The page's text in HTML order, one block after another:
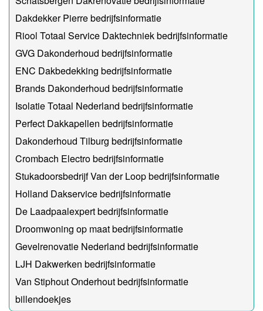
Dakdekker Pierre bedrijfsinformatie
Riool Totaal Service Daktechniek bedrijfsinformatie
GVG Dakonderhoud bedrijfsinformatie
ENC Dakbedekking bedrijfsinformatie
Brands Dakonderhoud bedrijfsinformatie
Isolatie Totaal Nederland bedrijfsinformatie
Perfect Dakkapellen bedrijfsinformatie
Dakonderhoud Tilburg bedrijfsinformatie
Crombach Electro bedrijfsinformatie
Stukadoorsbedrijf Van der Loop bedrijfsinformatie
Holland Dakservice bedrijfsinformatie
De Laadpaalexpert bedrijfsinformatie
Droomwoning op maat bedrijfsinformatie
Gevelrenovatie Nederland bedrijfsinformatie
LJH Dakwerken bedrijfsinformatie
Van Stiphout Onderhout bedrijfsinformatie
billendoekjes